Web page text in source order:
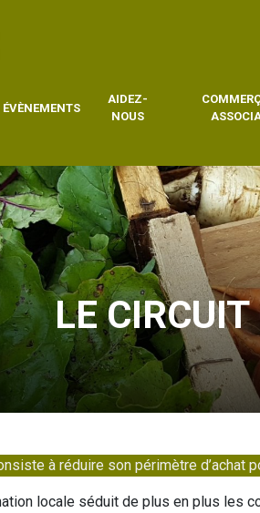
ÉVÈNEMENTS
AIDEZ-
NOUS
LE
à réduire son périmètre d’achat
locale séduit de plus en plus les